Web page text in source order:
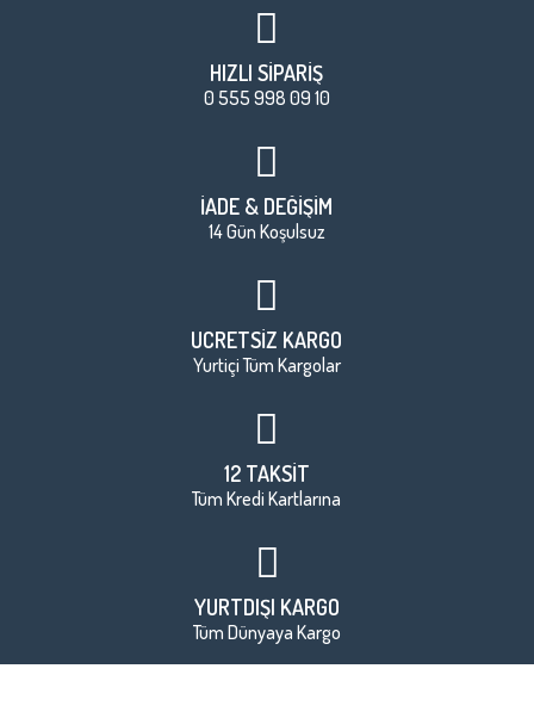
HIZLI SİPARİŞ
0 555 998 09 10
İADE & DEĞİŞİM
14 Gün Koşulsuz
ÜCRETSİZ KARGO
Yurtiçi Tüm Kargolar
12 TAKSİT
Tüm Kredi Kartlarına
YURTDIŞI KARGO
Tüm Dünyaya Kargo